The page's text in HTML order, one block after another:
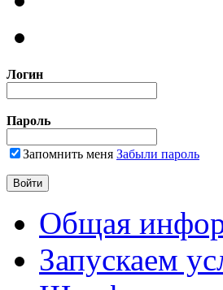
Логин
Пароль
Запомнить меня Забыли пароль
Общая
Запускаем